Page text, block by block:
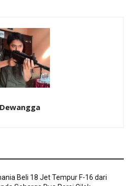
Dewangga
Beli 18 Jet Tempur F-16 dari